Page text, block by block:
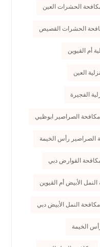
الحشرات العين
الحشرات القصيص
أم القيوين
العين
الفجيرة
مكافحة الصراصير ابوظبي
الصراصير رأس الخيمة
القوارض دبي
الأبيض أم القيوين
مكافحة النمل الأبيض دبي
الخيمة